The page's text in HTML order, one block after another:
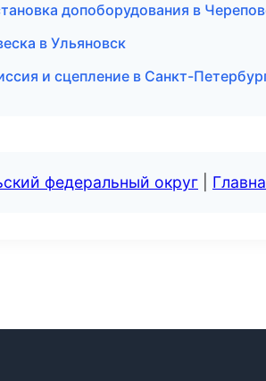
допоборудования в
в Ульяновск
и сцепление в Санкт-
федеральный округ